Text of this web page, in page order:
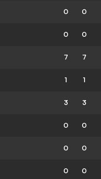
0 0
0 0
7 7
1 1
3 3
0 0
0 0
0 0